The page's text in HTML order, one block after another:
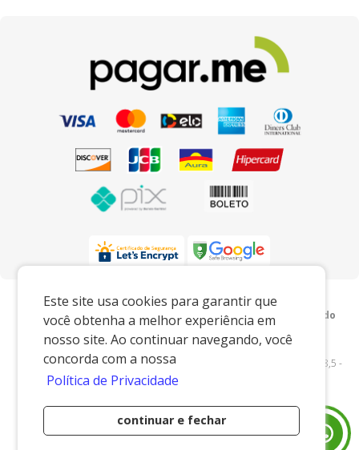
Este site usa cookies para garantir que
você obtenha a melhor experiência em
nosso site. Ao continuar navegando, você
concorda com a nossa
Política de Privacidade
continuar e fechar
Preços e condições exclusivos para o
www.xingoembalagens.com.br e para o televendas, podendo
sofrer alterações sem prévia notiﬁcação.
Xingó Embalagens|62.438.429/0001-12|
www.xingoembalagens.com.br| Rodovia Prefeito Aziz Lian, Km 28,5 -
s/n - Borda da Mata - Jaguariúna/SP - 13916-875 - E-mail:
Desenvolvido por